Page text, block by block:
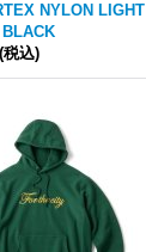
NYLON LIGHT
(税込)